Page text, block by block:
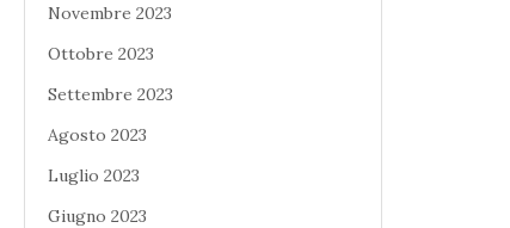
Novembre 2023
Ottobre 2023
Settembre 2023
Agosto 2023
Luglio 2023
Giugno 2023